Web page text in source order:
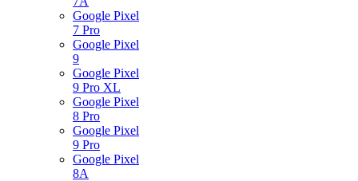
Google Pixel
7 Pro
Google Pixel
9
Google Pixel
9 Pro XL
Google Pixel
8 Pro
Google Pixel
9 Pro
Google Pixel
8A